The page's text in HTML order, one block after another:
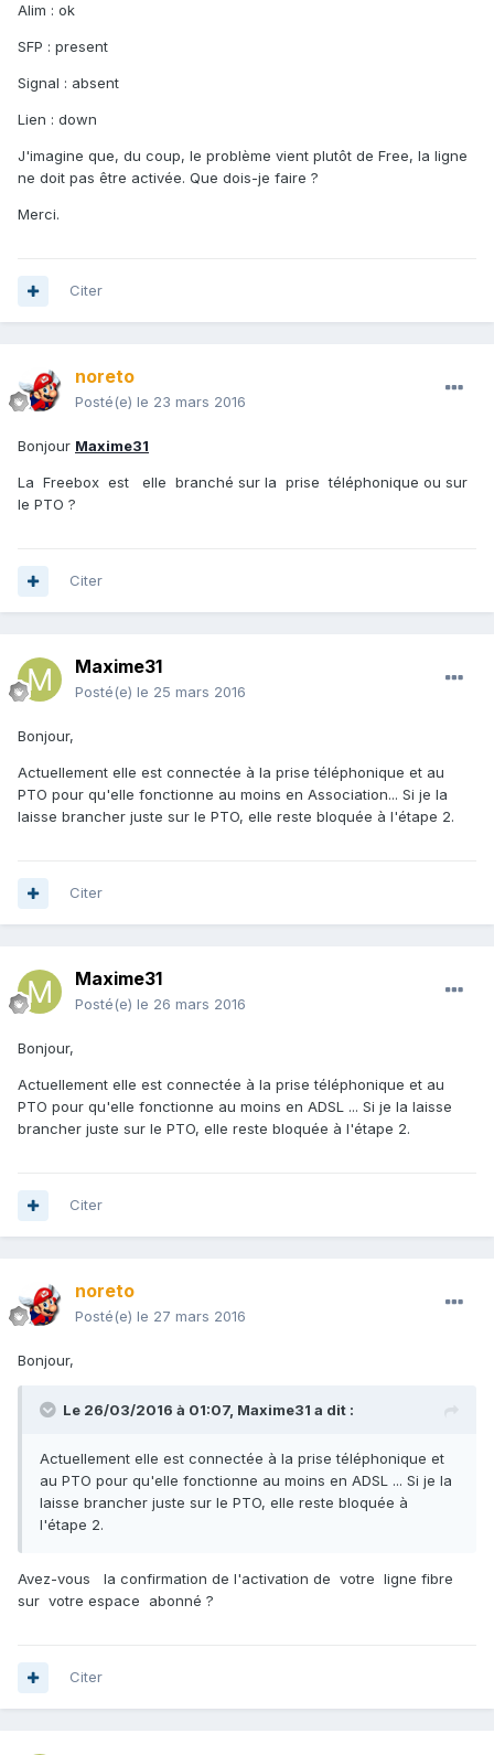
Alim : ok
SFP : present
Signal : absent
Lien : down
J'imagine que, du coup, le problème vient plutôt de Free, la ligne
ne doit pas être activée. Que dois-je faire ?
Merci.
Citer
noreto
Posté(e) le 23 mars 2016
Bonjour Maxime31
La Freebox est elle branché sur la prise téléphonique ou sur
le PTO ?
Citer
Maxime31
Posté(e) le 25 mars 2016
Bonjour,
Actuellement elle est connectée à la prise téléphonique et au
PTO pour qu'elle fonctionne au moins en Association... Si je la
laisse brancher juste sur le PTO, elle reste bloquée à l'étape 2.
Citer
Maxime31
Posté(e) le 26 mars 2016
Bonjour,
Actuellement elle est connectée à la prise téléphonique et au
PTO pour qu'elle fonctionne au moins en ADSL ... Si je la laisse
brancher juste sur le PTO, elle reste bloquée à l'étape 2.
Citer
noreto
Posté(e) le 27 mars 2016
Bonjour,
Le 26/03/2016 à 01:07, Maxime31 a dit :
Actuellement elle est connectée à la prise téléphonique et
au PTO pour qu'elle fonctionne au moins en ADSL ... Si je la
laisse brancher juste sur le PTO, elle reste bloquée à
l'étape 2.
Avez-vous la confirmation de l'activation de votre ligne fibre
sur votre espace abonné ?
Citer